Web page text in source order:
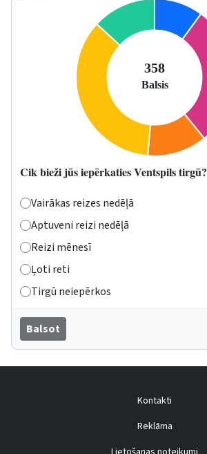
Cik bieži jūs iepērkaties Ventspils tirgū?
Vairākas reizes nedēļā
Aptuveni reizi nedēļā
Reizi mēnesī
Ļoti reti
Tirgū neiepērkos
Balsot
Kontakti
Reklāma